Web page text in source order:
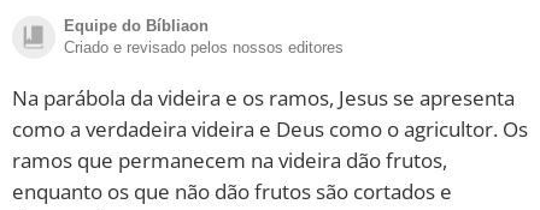
VERSÍCULOS
PALAVRA DO DIA
SALMO DO DIA
Equipe do Bíbliaon
Criado e revisado pelos nossos editores
Na parábola da videira e os ramos, Jesus se apresenta
como a verdadeira videira e Deus como o agricultor. Os
ramos que permanecem na videira dão frutos,
enquanto os que não dão frutos são cortados e